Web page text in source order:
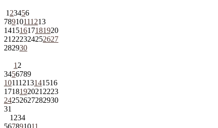
1 23456
78910111213
14151617181920
21 222324252627
282930
1 2
3456789
10111213141516
1718192021 2223
24252627282930
31
1 234
567891011